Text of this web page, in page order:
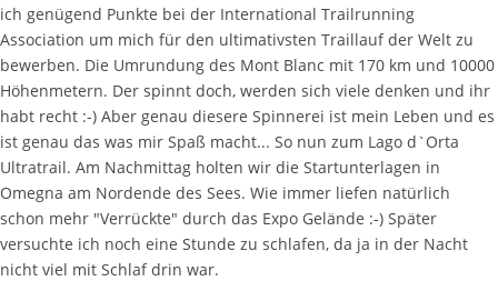
ich genügend Punkte bei der International Trailrunning
Association um mich für den ultimativsten Traillauf der Welt zu
bewerben. Die Umrundung des Mont Blanc mit 170 km und 10000
Höhenmetern. Der spinnt doch, werden sich viele denken und ihr
habt recht :-) Aber genau diesere Spinnerei ist mein Leben und es
ist genau das was mir Spaß macht... So nun zum Lago d`Orta
Ultratrail. Am Nachmittag holten wir die Startunterlagen in
Omegna am Nordende des Sees. Wie immer liefen natürlich
schon mehr "Verrückte" durch das Expo Gelände :-) Später
versuchte ich noch eine Stunde zu schlafen, da ja in der Nacht
nicht viel mit Schlaf drin war.